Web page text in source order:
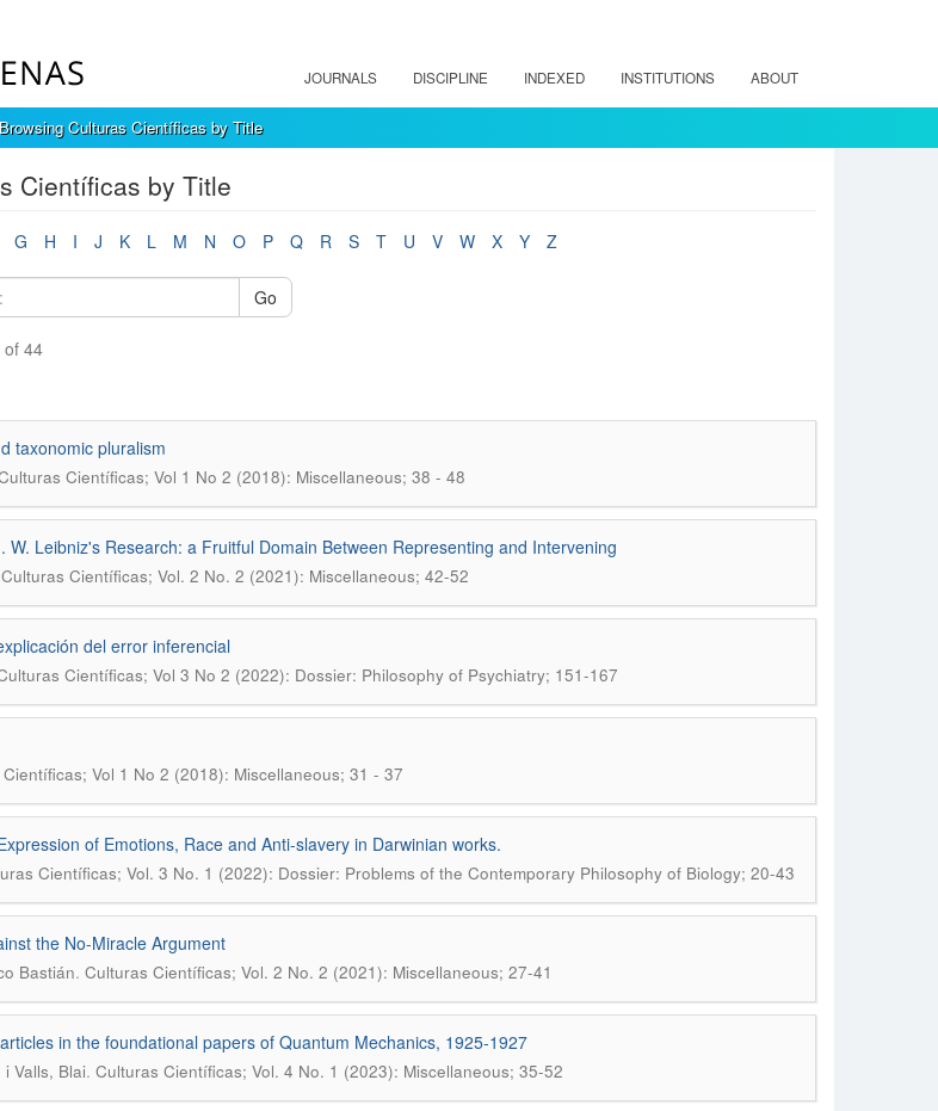
JOURNALS DISCIPLINE INDEXED INSTITUTIONS ABOUT
Browsing Culturas Científicas by Title
Científicas by Title
G H I J K L M N O P Q R S T U V W X Y Z
Go
of 44
taxonomic pluralism
Científicas; Vol 1 No 2 (2018): Miscellaneous; 38 - 48
W. Leibniz's Research: a Fruitful Domain Between Representing and Intervening
Culturas Científicas; Vol. 2 No. 2 (2021): Miscellaneous; 42-52
del error inferencial
Científicas; Vol 3 No 2 (2022): Dossier: Philosophy of Psychiatry; 151-167
Vol 1 No 2 (2018): Miscellaneous; 31 - 37
of Emotions, Race and Anti-slavery in Darwinian works.
Científicas; Vol. 3 No. 1 (2022): Dossier: Problems of the Contemporary Philosophy of Biology; 20-43
the No-Miracle Argument
Bastián. Culturas Científicas; Vol. 2 No. 2 (2021): Miscellaneous; 27-41
in the foundational papers of Quantum Mechanics, 1925-1927
Valls, Blai. Culturas Científicas; Vol. 4 No. 1 (2023): Miscellaneous; 35-52